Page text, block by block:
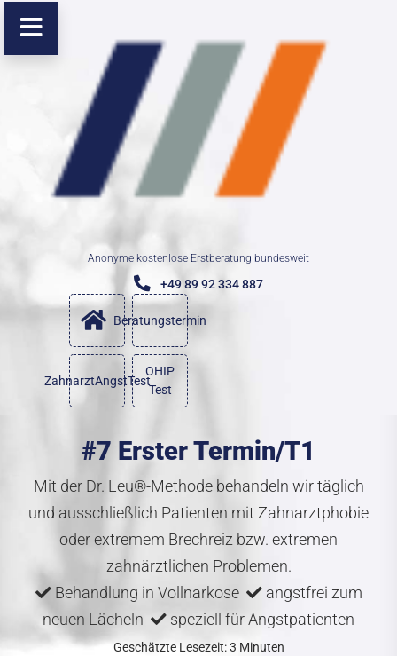
Anonyme kostenlose Erstberatung bundesweit
+49 89 92 334 887
Beratungstermin
ZahnarztAngstTest
OHIP
Test
#7 Erster Termin/T1
Mit der Dr. Leu®-Methode behandeln wir täglich
und ausschließlich Patienten mit Zahnarztphobie
oder extremem Brechreiz bzw. extremen
zahnärztlichen Problemen.
Behandlung in Vollnarkose
angstfrei zum
neuen Lächeln
speziell für Angstpatienten
Geschätzte Lesezeit: 3 Minuten